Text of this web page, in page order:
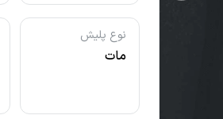
نوع پلیش
مات